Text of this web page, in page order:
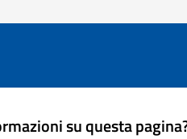
su questa